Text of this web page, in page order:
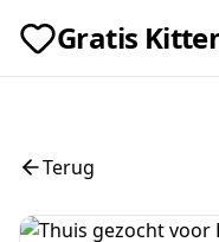
Gratis
Terug